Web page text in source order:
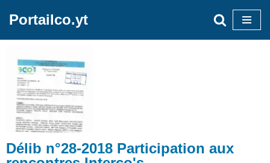
contenu
Portailco.yt
Délib n°28-2018 Participation aux